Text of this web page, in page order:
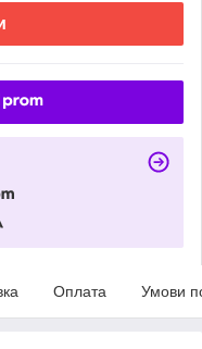
Оплата Умови